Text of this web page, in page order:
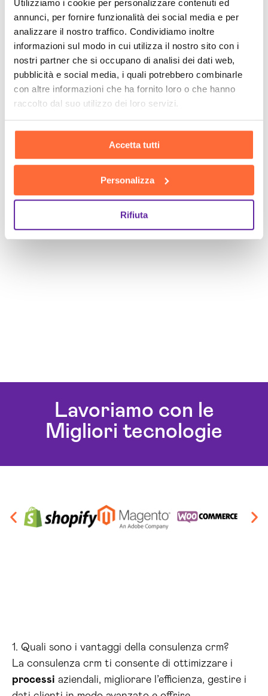
Utilizziamo i cookie per personalizzare contenuti ed
annunci, per fornire funzionalità dei social media e per
analizzare il nostro traffico. Condividiamo inoltre
informazioni sul modo in cui utilizza il nostro sito con i
nostri partner che si occupano di analisi dei dati web,
pubblicità e social media, i quali potrebbero combinarle
con altre informazioni che ha fornito loro o che hanno
raccolto dal suo utilizzo dei loro servizi.
Accetta tutti
Personalizza
Rifiuta
Lavoriamo con le
Migliori tecnologie
1. Quali sono i vantaggi della consulenza crm?
La consulenza crm ti consente di ottimizzare i
processi aziendali, migliorare l’efficienza, gestire i